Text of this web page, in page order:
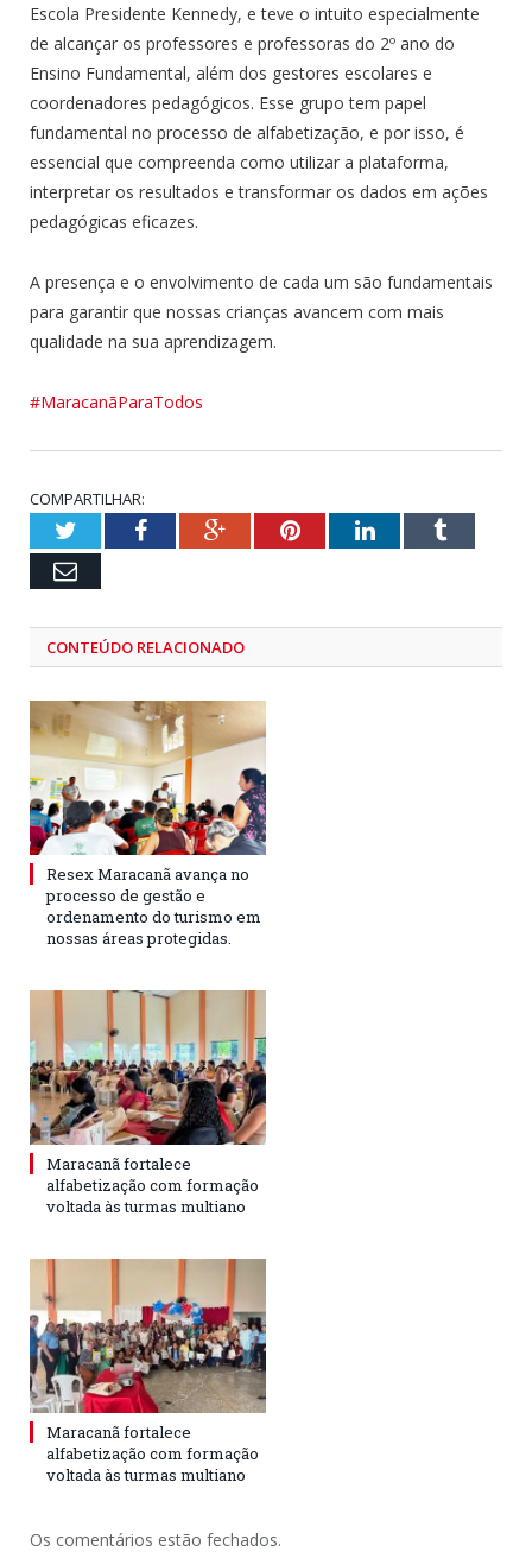
Escola Presidente Kennedy, e teve o intuito especialmente
de alcançar os professores e professoras do 2º ano do
Ensino Fundamental, além dos gestores escolares e
coordenadores pedagógicos. Esse grupo tem papel
fundamental no processo de alfabetização, e por isso, é
essencial que compreenda como utilizar a plataforma,
interpretar os resultados e transformar os dados em ações
pedagógicas eficazes.
A presença e o envolvimento de cada um são fundamentais
para garantir que nossas crianças avancem com mais
qualidade na sua aprendizagem.
#MaracanãParaTodos
COMPARTILHAR:
TwitterFacebookGoogle+PinterestLinkedInTumblr
Email
CONTEÚDO RELACIONADO
Resex Maracanã avança no
processo de gestão e
ordenamento do turismo em
nossas áreas protegidas.
Maracanã fortalece
alfabetização com formação
voltada às turmas multiano
Maracanã fortalece
alfabetização com formação
voltada às turmas multiano
Os comentários estão fechados.